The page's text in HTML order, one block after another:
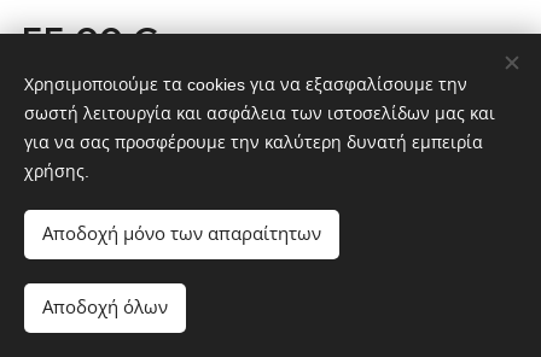
55,00€
Υλοποιήθηκε από:partstv.gr
Χρησιμοποιούμε τα cookies για να εξασφαλίσουμε την
σωστή λειτουργία και ασφάλεια των ιστοσελίδων μας και
για να σας προσφέρουμε την καλύτερη δυνατή εμπειρία
χρήσης.
Αποδοχή μόνο των απαραίτητων
Αποδοχή όλων